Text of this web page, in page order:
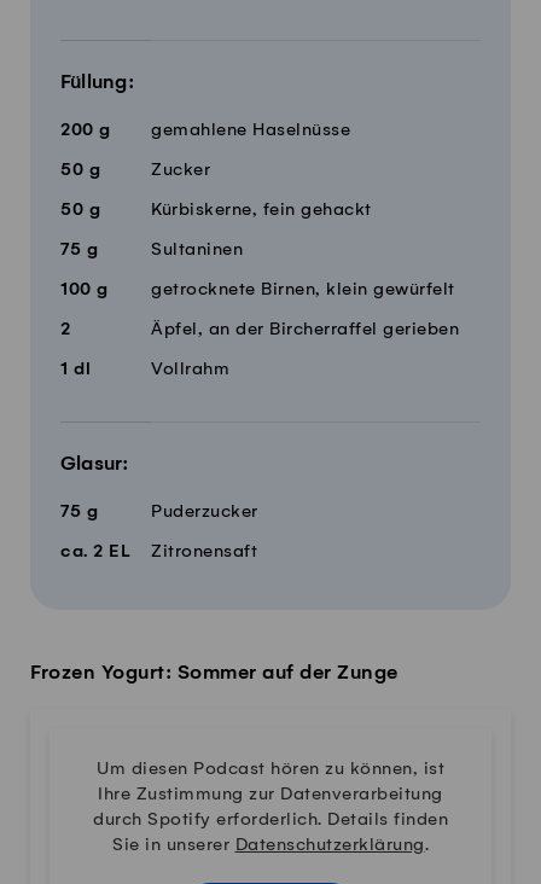
Füllung:
200 g gemahlene Haselnüsse
50 g Zucker
50 g Kürbiskerne, fein gehackt
75 g Sultaninen
100 g getrocknete Birnen, klein gewürfelt
2 Äpfel, an der Bircherraffel gerieben
1 dl Vollrahm
Glasur:
75 g Puderzucker
ca. 2 EL Zitronensaft
Frozen Yogurt: Sommer auf der Zunge
Um diesen Podcast hören zu können, ist
Ihre Zustimmung zur Datenverarbeitung
durch Spotify erforderlich. Details finden
Sie in unserer Datenschutzerklärung.